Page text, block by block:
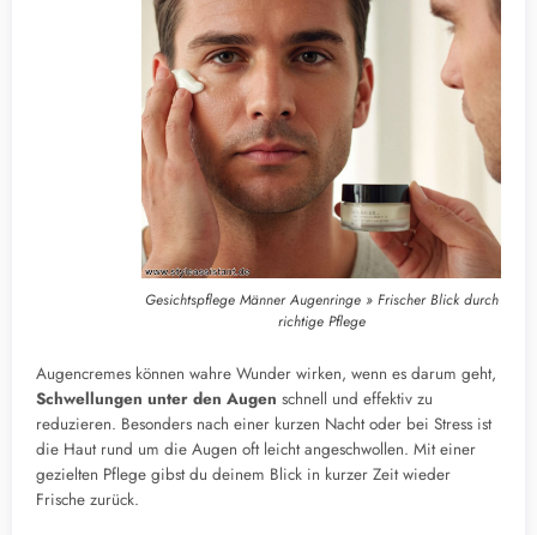
Gesichtspflege Männer Augenringe » Frischer Blick durch
richtige Pflege
Augencremes können wahre Wunder wirken, wenn es darum geht,
Schwellungen unter den Augen schnell und effektiv zu
reduzieren. Besonders nach einer kurzen Nacht oder bei Stress ist
die Haut rund um die Augen oft leicht angeschwollen. Mit einer
gezielten Pflege gibst du deinem Blick in kurzer Zeit wieder
Frische zurück.